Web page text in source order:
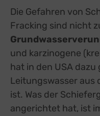
Die Gefahren von
Fracking sind nicht
und karzinogene
hat in den USA
Leitungswasser aus
ist. Was der
angerichtet hat, ist